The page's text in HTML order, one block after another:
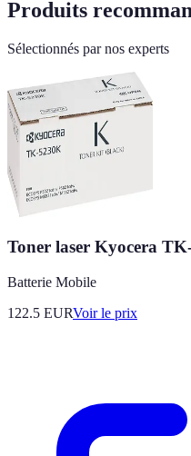
Produits
Sélectionnés par nos experts
Toner laser Kyocera
Batterie Mobile
122.5 EURVoir le prix